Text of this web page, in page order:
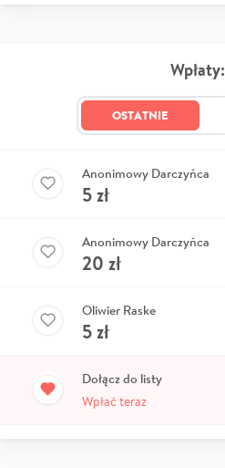
Wpłaty:
OSTATNIE
Anonimowy Darczyńca
5zł
Anonimowy Darczyńca
20 zł
Oliwier Raske
5zł
Dołącz do listy
Wpłać teraz